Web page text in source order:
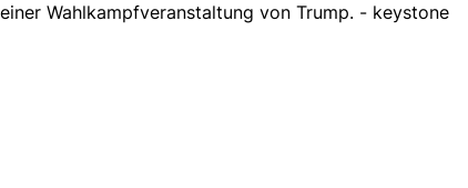
Wahlkampfveranstaltung von Trump. - keystone